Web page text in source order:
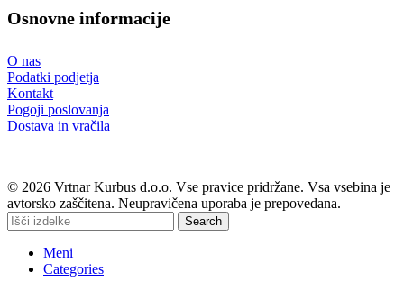
Osnovne informacije
O nas
Podatki podjetja
Kontakt
Pogoji poslovanja
Dostava in vračila
© 2026 Vrtnar Kurbus d.o.o. Vse pravice pridržane. Vsa vsebina je
avtorsko zaščitena. Neupravičena uporaba je prepovedana.
Search
Meni
Categories